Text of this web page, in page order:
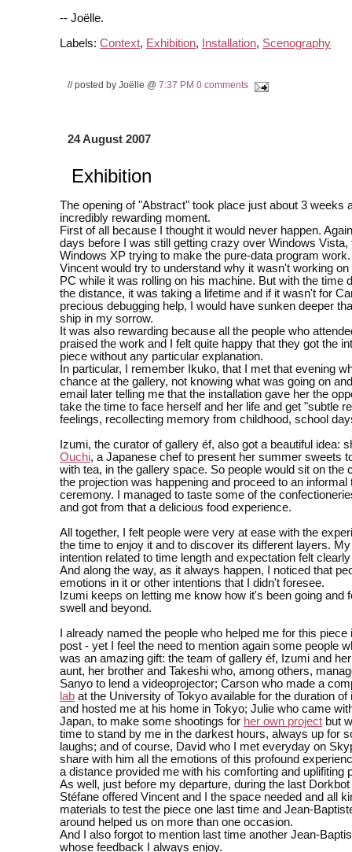
-- Joëlle.
Labels: Context, Exhibition, Installation, Scenography
// posted by Joëlle @ 7:37 PM 0 comments
24 August 2007
Exhibition
The opening of "Abstract" took place just about 3 weeks
incredibly rewarding moment.
First of all because I thought it would never happen.
days before I was still getting crazy over Windows Vista,
Windows XP trying to make the pure-data program
Vincent would try to understand why it wasn't working
PC while it was rolling on his machine. But with the time
the distance, it was taking a lifetime and if it wasn't for
precious debugging help, I would have sunken deeper
ship in my sorrow.
It was also rewarding because all the people who
praised the work and I felt quite happy that they got the
piece without any particular explanation.
In particular, I remember Ikuko, that I met that evening
chance at the gallery, not knowing what was going on
email later telling me that the installation gave her the
take the time to face herself and her life and get "subtle
feelings, recollecting memory from childhood, school
Izumi, the curator of gallery éf, also got a beautiful idea:
Ouchi, a Japanese chef to present her summer sweets
with tea, in the gallery space. So people would sit on the
the projection was happening and proceed to an informal
ceremony. I managed to taste some of the
and got from that a delicious food experience.
All together, I felt people were very at ease with the
the time to enjoy it and to discover its different layers. My
intention related to time length and expectation felt
And along the way, as it always happen, I noticed that
emotions in it or other intentions that I didn't foresee.
Izumi keeps on letting me know how it's been going and
swell and beyond.
I already named the people who helped me for this
post - yet I feel the need to mention again some people
was an amazing gift: the team of gallery éf, Izumi and
aunt, her brother and Takeshi who, among others,
Sanyo to lend a videoprojector; Carson who made a
lab at the University of Tokyo available for the duration of
and hosted me at his home in Tokyo; Julie who came
Japan, to make some shootings for her own project but
time to stand by me in the darkest hours, always up for
laughs; and of course, David who I met everyday on
share with him all the emotions of this profound
a distance provided me with his comforting and uplifiting
As well, just before my departure, during the last
Stéfane offered Vincent and I the space needed and all
materials to test the piece one last time and Jean-
around helped us on more than one occasion.
And I also forgot to mention last time another Jean-
whose feedback I always enjoy.